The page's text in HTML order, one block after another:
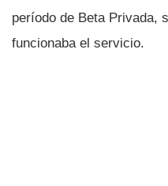
perí­odo de Beta Privada,
funcionaba el servicio.